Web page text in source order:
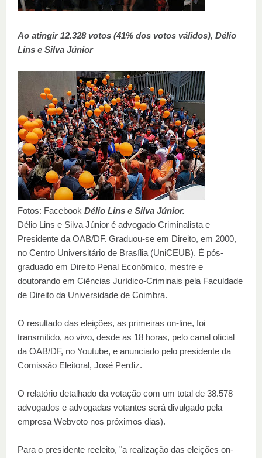
Ao atingir 12.328 votos (41% dos votos válidos), Délio
Lins e Silva Júnior
Fotos: Facebook Délio Lins e Silva Júnior.
Délio Lins e Silva Júnior é advogado Criminalista e
Presidente da OAB/DF. Graduou-se em Direito, em 2000,
no Centro Universitário de Brasília (UniCEUB). É pós-
graduado em Direito Penal Econômico, mestre e
doutorando em Ciências Jurídico-Criminais pela Faculdade
de Direito da Universidade de Coimbra.
O resultado das eleições, as primeiras on-line, foi
transmitido, ao vivo, desde as 18 horas, pelo canal oficial
da OAB/DF, no Youtube, e anunciado pelo presidente da
Comissão Eleitoral, José Perdiz.
O relatório detalhado da votação com um total de 38.578
advogados e advogadas votantes será divulgado pela
empresa Webvoto nos próximos dias).
Para o presidente reeleito, "a realização das eleições on-